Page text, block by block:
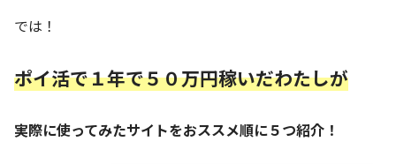
では！
ポイ活で１年で５０万円稼いだわたしが
実際に使ってみたサイトをおススメ順に５つ紹介！